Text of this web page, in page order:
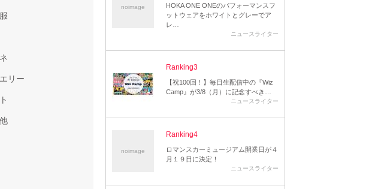
リー
noimage
HOKA ONE ONEのパフォーマンスフ
ットウェアをホワイトとグレーでア
レ…
ニュースライター
Ranking3
【祝100回！】毎日生配信中の『Wiz
Camp』が3/8（月）に記念すべき…
ニュースライター
noimage
Ranking4
ロマンスカーミュージアム開業日が４
月１９日に決定！
ニュースライター